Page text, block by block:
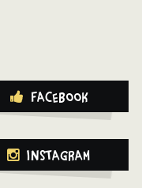
Facebook
Instagram